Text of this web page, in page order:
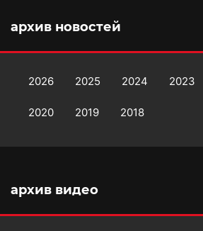
архив новостей
2026 2025 2024 2023
2020 2019 2018
архив видео